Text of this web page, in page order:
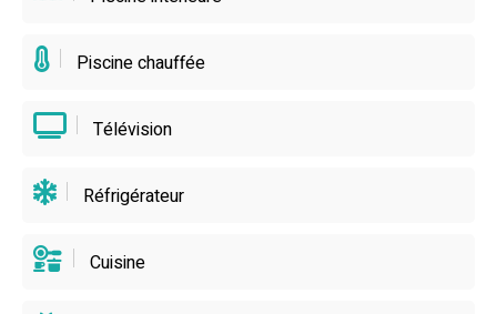
Piscine chauffée
Télévision
Réfrigérateur
Cuisine